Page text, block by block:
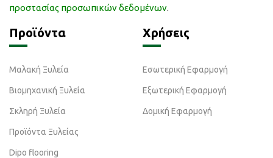
προστασίας προσωπικών δεδομένων.
Προϊόντα
Μαλακή Ξυλεία
Βιομηχανική Ξυλεία
Σκληρή Ξυλεία
Προϊόντα Ξυλείας
Dipo flooring
Χρήσεις
Εσωτερική Εφαρμογή
Εξωτερική Εφαρμογή
Δομική Εφαρμογή